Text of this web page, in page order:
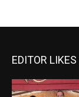
EDITOR LIKES